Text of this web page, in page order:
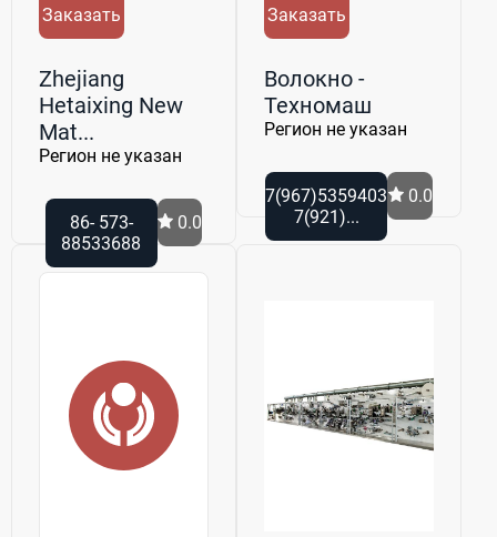
Заказать
Zhejiang
Hetaixing New
Mat...
Регион не указан
86- 573-
88533688
0.0
Заказать
Волокно -
Техномаш
Регион не указан
7(967)5359403
7(921)...
0.0